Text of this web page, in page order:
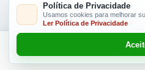
Política de Privacidade
Usamos cookies para melhorar
Ler Política de Privacidade